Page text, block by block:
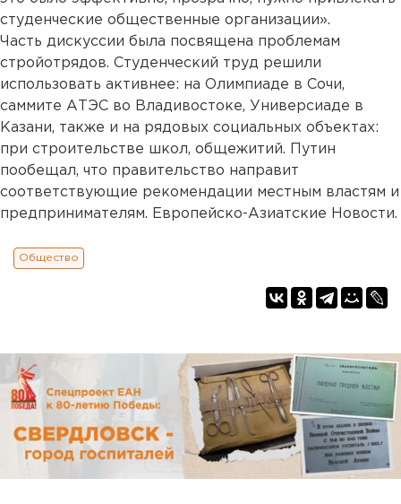
студенческие общественные организации».
Часть дискуссии была посвящена проблемам
стройотрядов. Студенческий труд решили
использовать активнее: на Олимпиаде в Сочи,
саммите АТЭС во Владивостоке, Универсиаде в
Казани, также и на рядовых социальных объектах:
при строительстве школ, общежитий. Путин
пообещал, что правительство направит
соответствующие рекомендации местным властям и
предпринимателям. Европейско-Азиатские Новости.
Общество